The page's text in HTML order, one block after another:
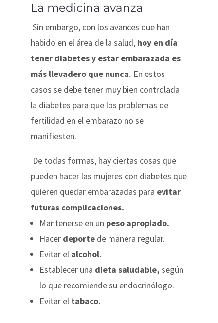
La medicina avanza
Sin embargo, con los avances que han
habido en el área de la salud, hoy en día
tener diabetes y estar embarazada es
más llevadero que nunca. En estos
casos se debe tener muy bien controlada
la diabetes para que los problemas de
fertilidad en el embarazo no se
manifiesten.
De todas formas, hay ciertas cosas que
pueden hacer las mujeres con diabetes que
quieren quedar embarazadas para evitar
futuras complicaciones.
Mantenerse en un peso apropiado.
Hacer deportede manera regular.
Evitar el alcohol.
Establecer una dieta saludable, según
lo que recomiende su endocrinólogo.
Evitar el tabaco.